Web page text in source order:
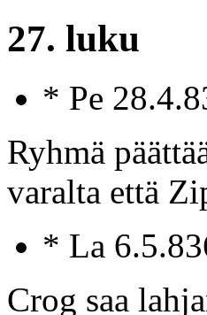
27. luku
* Pe
Ryhmä
varalta että
* La
Crog saa